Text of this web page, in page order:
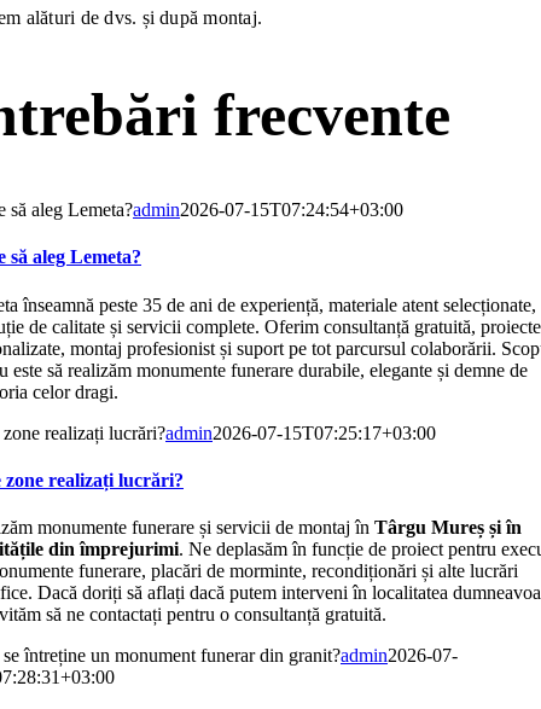
alături de dvs. și după montaj.
frecvente
să aleg Lemeta?admin2026-07-15T07:24:54+03:00
să aleg Lemeta?
înseamnă peste 35 de ani de experiență, materiale atent selecționate,
de calitate și servicii complete. Oferim consultanță gratuită, proiecte
montaj profesionist și suport pe tot parcursul colaborării.
este să realizăm monumente funerare durabile, elegante și demne de
celor dragi.
realizați lucrări?admin2026-07-15T07:25:17+03:00
zone realizați lucrări?
monumente funerare și servicii de montaj în Târgu Mureș și în
din împrejurimi. Ne deplasăm în funcție de proiect pentru
funerare, placări de morminte, recondiționări și alte lucrări
Dacă doriți să aflați dacă putem interveni în localitatea
să ne contactați pentru o consultanță gratuită.
întreține un monument funerar din granit?admin2026-07-